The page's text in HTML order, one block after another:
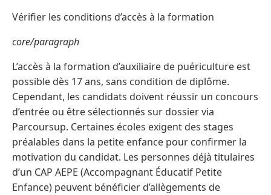
Vérifier les conditions d’accès à la formation
core/paragraph
L’accès à la formation d’auxiliaire de puériculture est
possible dès 17 ans, sans condition de diplôme.
Cependant, les candidats doivent réussir un concours
d’entrée ou être sélectionnés sur dossier via
Parcoursup. Certaines écoles exigent des stages
préalables dans la petite enfance pour confirmer la
motivation du candidat. Les personnes déjà titulaires
d’un CAP AEPE (Accompagnant Éducatif Petite
Enfance) peuvent bénéficier d’allègements de